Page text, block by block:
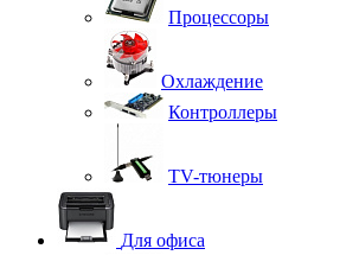
Процессоры
Охлаждение
Контроллеры
TV-тюнеры
Для офиса